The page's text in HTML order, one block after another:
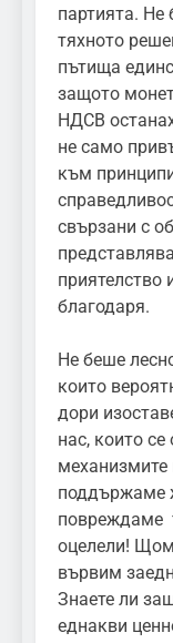
партията. Не
тяхното
пътища
защото
НДСВ
не само
към
свързани с
приятелство
благодаря.
Не беше
които
дори
нас, които
механизмите
поддържаме
повреждаме
оцелели! Щом
вървим
Знаете ли
еднакви